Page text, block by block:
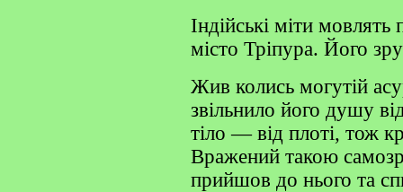
Індійські міти
місто Тріпура. Його
Жив колись могутій
звільнило його душу
тіло — від плоті, тож
Вражений такою
прийшов до нього та